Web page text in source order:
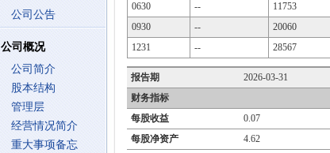
公司公告
公司概况
公司简介
股本结构
管理层
经营情况简介
重大事项备忘
0630
-- 11753
0930
-- 20060
1231
-- 28567
报告期 2026-03-31
财务指标
每股收益
0.07
每股净资产
4.62